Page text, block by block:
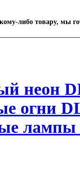
либо товару, мы
неон
огни
лампы